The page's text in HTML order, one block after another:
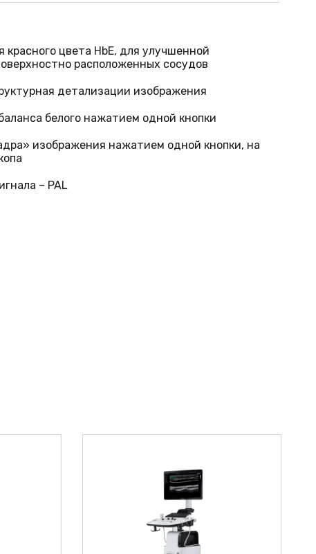
цвета HbE, для улучшенной
расположенных сосудов
детализации изображения
белого нажатием одной кнопки
изображения нажатием одной кнопки, на
– PAL
ЛПУ. Мы гарантируем сроки поставки,
договоренностям. У нас лучшие
в лизинг, сотрудничая с несколькими